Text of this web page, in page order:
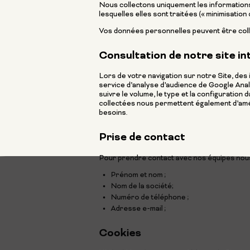
Nous collectons uniquement les
lesquelles elles sont traitées (« minimisation
Vos données personnelles peuvent être
Consultation de notre site
Lors de votre navigation sur notre Site,
service d’analyse d’audience de Google
suivre le volume, le type et la configuration
collectées nous permettent également
besoins.
Prise de contact
Pour prendre contact avec nos équipes
Prénom et nom ;
Nom de la société;
Numéro de téléphone ;
Adresse e-mail ;
Cookies